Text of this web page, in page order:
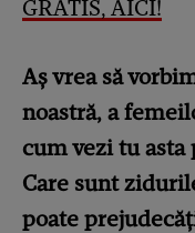
GRATIS, AICI!
Aș vrea să
noastră, a
cum vezi tu
Care sunt
poate